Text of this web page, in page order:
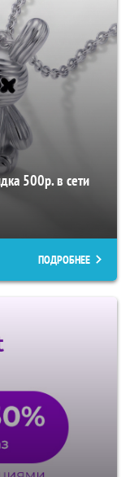
500р. в сети
ПОДРОБНЕЕ